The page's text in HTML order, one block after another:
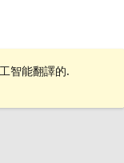
智能翻譯的.